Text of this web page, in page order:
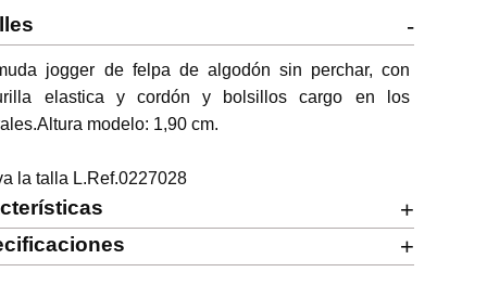
-
jogger de felpa de algodón sin perchar, con
elastica y cordón y bolsillos cargo en los
modelo: 1,90 cm.
la talla L.Ref.0227028
+
+